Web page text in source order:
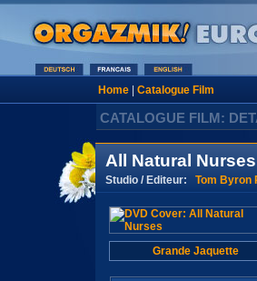
Home| Catalogue Film
CATALOGUE FILM:
All Natural Nurses
Studio / Editeur: Tom Byron
Grande Jaquette